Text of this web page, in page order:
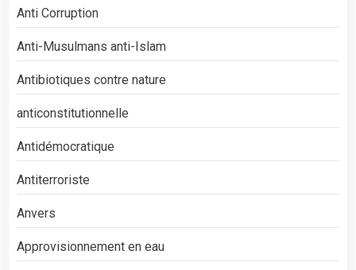
Anti Corruption
Anti-Musulmans anti-Islam
Antibiotiques contre nature
anticonstitutionnelle
Antidémocratique
Antiterroriste
Anvers
Approvisionnement en eau